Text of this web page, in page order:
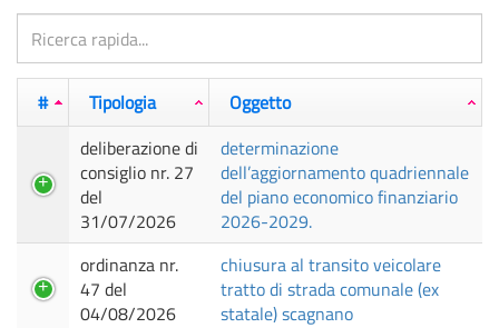
# Tipologia
Oggetto
deliberazione di
consiglio nr. 27
del
31/07/2026
determinazione
dell’aggiornamento quadriennale
del piano economico finanziario
2026-2029.
ordinanza nr.
47 del
04/08/2026
chiusura al transito veicolare
tratto di strada comunale (ex
statale) scagnano